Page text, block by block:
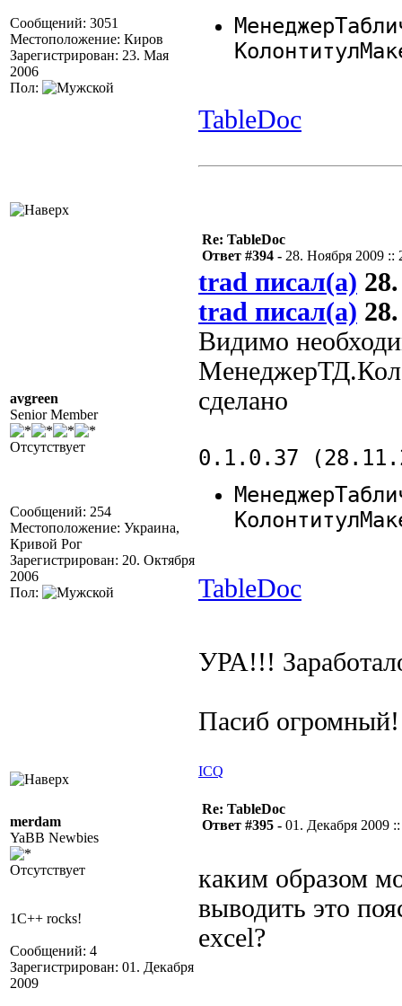
Сообщений: 3051
Местоположение: Киров
Зарегистрирован: 23. Мая
2006
Пол:
TableDoc
avgreen
Senior Member
Отсутствует
Сообщений: 254
Местоположение: Украина,
Кривой Рог
Зарегистрирован: 20. Октября
2006
Пол:
Re: TableDoc
Ответ #394 - 28. Ноября 2009 ::
trad писал(а)
trad писал(а)
Видимо
сделано
0.1.0.37
TableDoc
УРА!!!
Пасиб
ICQ
merdam
YaBB Newbies
Отсутствует
1C++ rocks!
Сообщений: 4
Зарегистрирован: 01. Декабря
2009
Re: TableDoc
Ответ #395 - 01. Декабря 2009
каким образом
выводить это
excel?